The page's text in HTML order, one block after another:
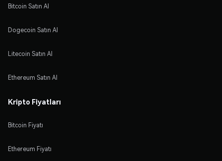
Bitcoin Satın Al
Dogecoin Satın Al
Litecoin Satın Al
Ethereum Satın Al
Kripto Fiyatları
Bitcoin Fiyatı
Ethereum Fiyatı